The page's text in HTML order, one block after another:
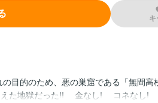
キ
目的のため、悪の巣窟である「無間高
超えた地獄だった!! 金なし! コネな